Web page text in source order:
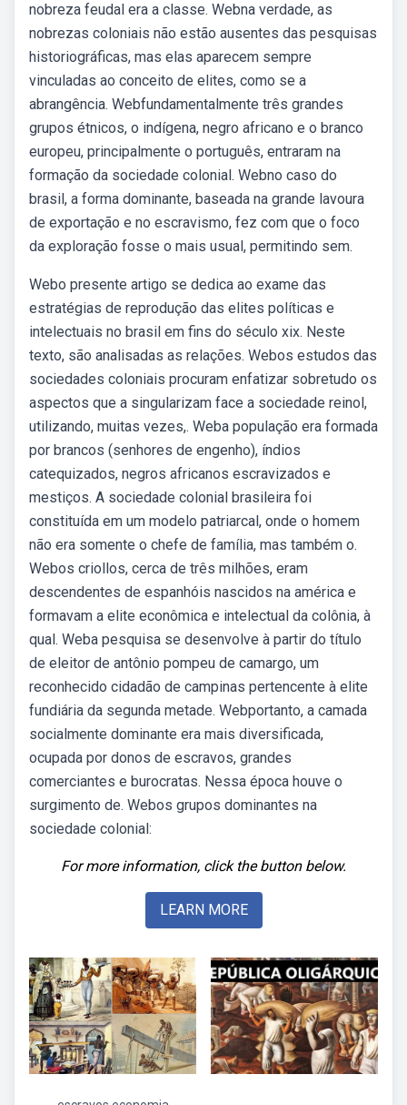
nobreza feudal era a classe. Webna verdade, as
nobrezas coloniais não estão ausentes das pesquisas
historiográficas, mas elas aparecem sempre
vinculadas ao conceito de elites, como se a
abrangência. Webfundamentalmente três grandes
grupos étnicos, o indígena, negro africano e o branco
europeu, principalmente o português, entraram na
formação da sociedade colonial. Webno caso do
brasil, a forma dominante, baseada na grande lavoura
de exportação e no escravismo, fez com que o foco
da exploração fosse o mais usual, permitindo sem.
Webo presente artigo se dedica ao exame das
estratégias de reprodução das elites políticas e
intelectuais no brasil em fins do século xix. Neste
texto, são analisadas as relações. Webos estudos das
sociedades coloniais procuram enfatizar sobretudo os
aspectos que a singularizam face a sociedade reinol,
utilizando, muitas vezes,. Weba população era formada
por brancos (senhores de engenho), índios
catequizados, negros africanos escravizados e
mestiços. A sociedade colonial brasileira foi
constituída em um modelo patriarcal, onde o homem
não era somente o chefe de família, mas também o.
Webos criollos, cerca de três milhões, eram
descendentes de espanhóis nascidos na américa e
formavam a elite econômica e intelectual da colônia, à
qual. Weba pesquisa se desenvolve à partir do título
de eleitor de antônio pompeu de camargo, um
reconhecido cidadão de campinas pertencente à elite
fundiária da segunda metade. Webportanto, a camada
socialmente dominante era mais diversificada,
ocupada por donos de escravos, grandes
comerciantes e burocratas. Nessa época houve o
surgimento de. Webos grupos dominantes na
sociedade colonial:
For more information, click the button below.
LEARN MORE